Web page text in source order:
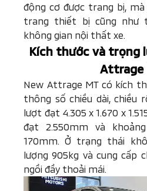
động cơ được trang bị,
trang thiết bị cũng như
không gian nội thất xe.
Kích thước và trọng
Attrage
New Attrage MT có kích
thông số chiều dài, chiều
lượt đạt 4.305 x 1.670 x
đạt 2.550mm và
170mm. Ở trạng thái
lượng 905kg và cung cấp
ngồi đầy thoải mái.